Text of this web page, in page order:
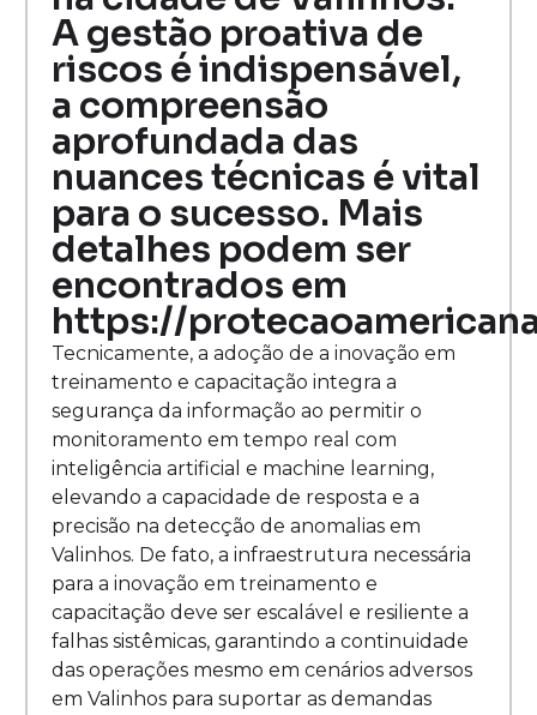
A gestão proativa de
riscos é indispensável,
a compreensão
aprofundada das
nuances técnicas é vital
para o sucesso. Mais
detalhes podem ser
encontrados em
https://
Tecnicamente, a adoção de a inovação em
treinamento e capacitação integra a
segurança da informação ao permitir o
monitoramento em tempo real com
inteligência artificial e machine learning,
elevando a capacidade de resposta e a
precisão na detecção de anomalias em
Valinhos. De fato, a infraestrutura necessária
para a inovação em treinamento e
capacitação deve ser escalável e resiliente a
falhas sistêmicas, garantindo a continuidade
das operações mesmo em cenários adversos
em Valinhos para suportar as demandas